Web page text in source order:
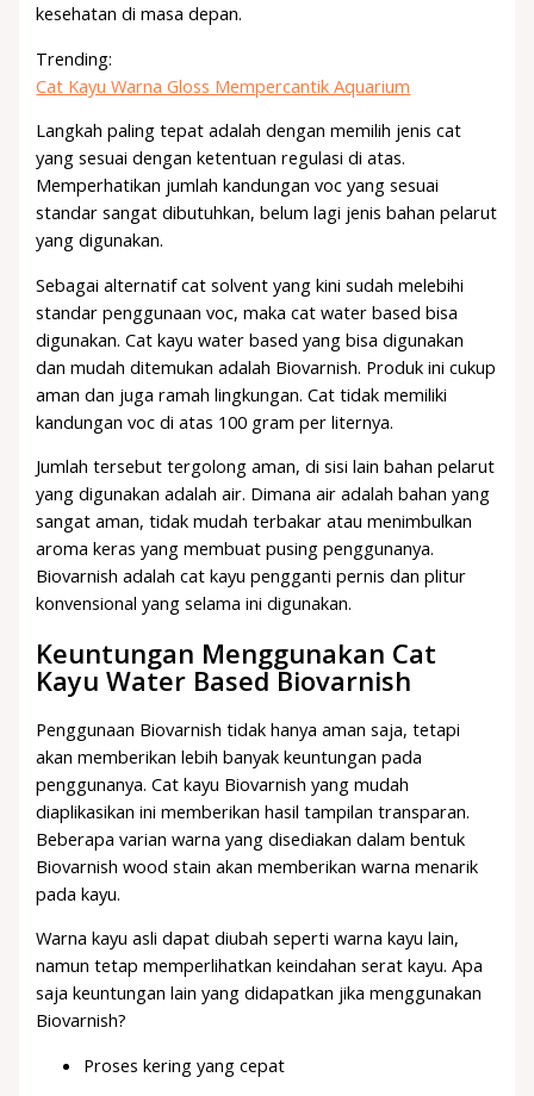
kesehatan di masa depan.
Trending:
Cat Kayu Warna Gloss Mempercantik Aquarium
Langkah paling tepat adalah dengan memilih jenis cat
yang sesuai dengan ketentuan regulasi di atas.
Memperhatikan jumlah kandungan voc yang sesuai
standar sangat dibutuhkan, belum lagi jenis bahan pelarut
yang digunakan.
Sebagai alternatif cat solvent yang kini sudah melebihi
standar penggunaan voc, maka cat water based bisa
digunakan. Cat kayu water based yang bisa digunakan
dan mudah ditemukan adalah Biovarnish. Produk ini cukup
aman dan juga ramah lingkungan. Cat tidak memiliki
kandungan voc di atas 100 gram per liternya.
Jumlah tersebut tergolong aman, di sisi lain bahan pelarut
yang digunakan adalah air. Dimana air adalah bahan yang
sangat aman, tidak mudah terbakar atau menimbulkan
aroma keras yang membuat pusing penggunanya.
Biovarnish adalah cat kayu pengganti pernis dan plitur
konvensional yang selama ini digunakan.
Keuntungan Menggunakan Cat
Kayu Water Based Biovarnish
Penggunaan Biovarnish tidak hanya aman saja, tetapi
akan memberikan lebih banyak keuntungan pada
penggunanya. Cat kayu Biovarnish yang mudah
diaplikasikan ini memberikan hasil tampilan transparan.
Beberapa varian warna yang disediakan dalam bentuk
Biovarnish wood stain akan memberikan warna menarik
pada kayu.
Warna kayu asli dapat diubah seperti warna kayu lain,
namun tetap memperlihatkan keindahan serat kayu. Apa
saja keuntungan lain yang didapatkan jika menggunakan
Biovarnish?
Proses kering yang cepat